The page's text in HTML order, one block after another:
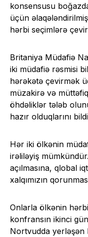
konsensusu
üçün
hərbi seçimlərə
Britaniya Müdafiə
iki müdafiə rəsmisi
hərəkətə çevirmək
müzakirə və
öhdəliklər tələb
hazır olduqlarını
Hər iki ölkənin
irəliləyiş
açılmasına, qlobal
xalqımızın
Onlarla ölkənin hərbi
konfransın ikinci
Nortvudda yerləşən